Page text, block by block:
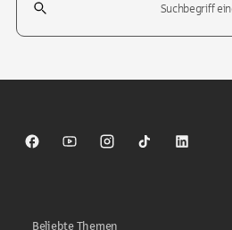
Sparkasse auf Facebook
Sparkasse auf Youtube
Sparkasse auf Instagram
Sparkasse auf
Beliebte Themen